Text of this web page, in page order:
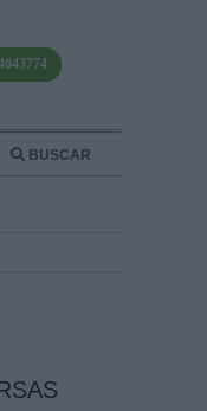
BUSCAR